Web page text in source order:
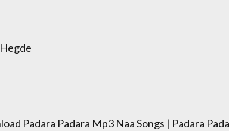
Padara Padara Mp3 Naa Songs | Padara